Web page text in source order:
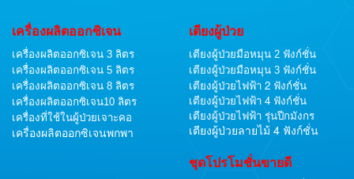
เครื่องผลิตออกซิเจน
เครื่องผลิตออกซิเจน 3 ลิตร
เครื่องผลิตออกซิเจน 5 ลิตร
เครื่องผลิตออกซิเจน 8 ลิตร
เครื่องผลิตออกซิเจน10 ลิตร
เครื่องที่ใช้ในผู้ป่วยเจาะคอ
เครื่องผลิตออกซิเจนพกพา
เตียงผู้ป่วย
เตียงผู้ป่วยมือหมุน 2 ฟังก์ชั่น
เตียงผู้ป่วยมือหมุน 3 ฟังก์ชั่น
เตียงผู้ป่วยไฟฟ้า 2 ฟังก์ชั่น
เตียงผู้ป่วยไฟฟ้า 4 ฟังก์ชั่น
เตียงผู้ป่วยไฟฟ้า รุ่นปีกมังกร
เตียงผู้ป่วยลายไม้ 4 ฟังก์ชั่น
ชุดโปรโมชั่นขายดี